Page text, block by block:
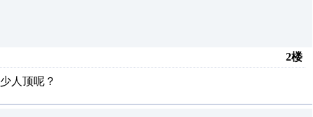
2楼
人顶呢？